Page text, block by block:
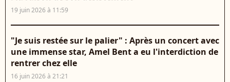
19 juin 2026 à 11:59
"Je suis restée sur le palier" : Après un concert avec
une immense star, Amel Bent a eu l'interdiction de
rentrer chez elle
16 juin 2026 à 21:21